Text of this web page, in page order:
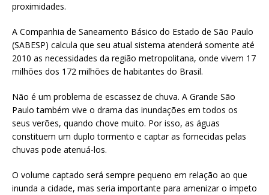
proximidades.
A Companhia de Saneamento Básico do Estado de São Paulo
(SABESP) calcula que seu atual sistema atenderá somente até
2010 as necessidades da região metropolitana, onde vivem 17
milhões dos 172 milhões de habitantes do Brasil.
Não é um problema de escassez de chuva. A Grande São
Paulo também vive o drama das inundações em todos os
seus verões, quando chove muito. Por isso, as águas
constituem um duplo tormento e captar as fornecidas pelas
chuvas pode atenuá-los.
O volume captado será sempre pequeno em relação ao que
inunda a cidade, mas seria importante para amenizar o ímpeto